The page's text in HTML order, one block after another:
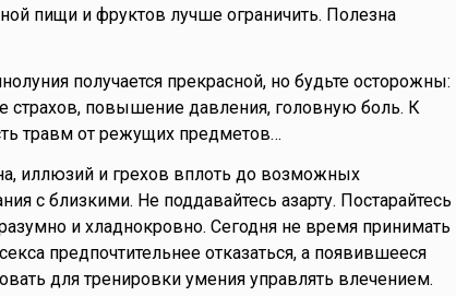
пищи и фруктов лучше ограничить. Полезна
получается прекрасной, но будьте осторожны:
страхов, повышение давления, головную боль. К
травм от режущих предметов…
иллюзий и грехов вплоть до возможных
с близкими. Не поддавайтесь азарту. Постарайтесь
и хладнокровно. Сегодня не время принимать
предпочтительнее отказаться, а появившееся
для тренировки умения управлять влечением.